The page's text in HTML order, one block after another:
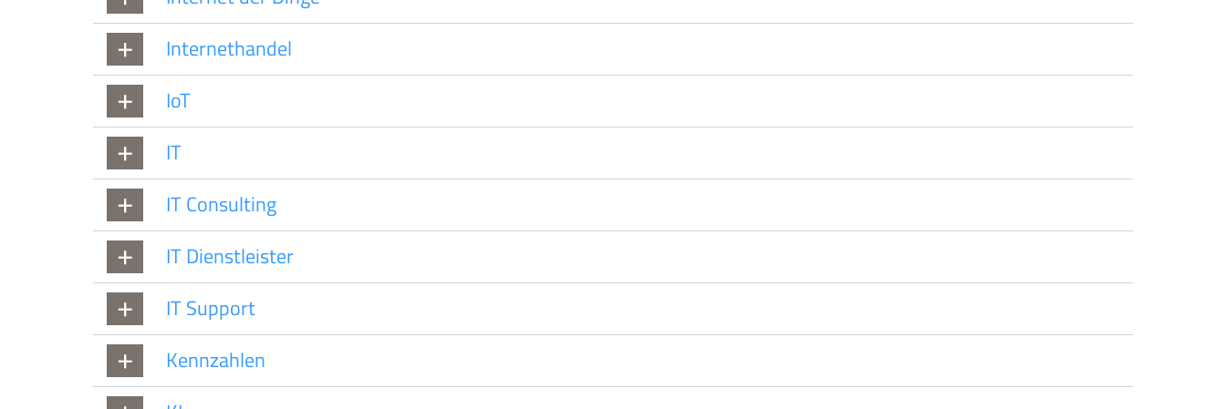
Internethandel
IoT
IT
IT Consulting
IT Dienstleister
IT Support
Kennzahlen